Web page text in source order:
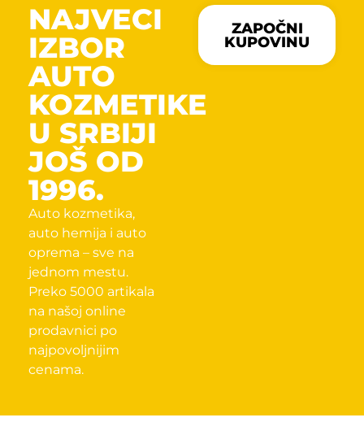
NAJVECI
IZBOR
AUTO
KOZMETIKE
U SRBIJI
JOŠ OD
1996.
Auto kozmetika,
auto hemija i auto
oprema – sve na
jednom mestu.
Preko 5000 artikala
na našoj online
prodavnici po
najpovoljnijim
cenama.
ZAPOČNI
KUPOVINU